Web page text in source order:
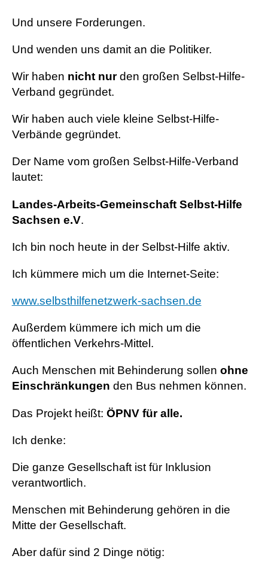
Und unsere Forderungen.
Und wenden uns damit an die Politiker.
Wir haben nicht nurden großen Selbst-Hilfe-
Verband gegründet.
Wir haben auch viele kleine Selbst-Hilfe-
Verbände gegründet.
Der Name vom großen Selbst-Hilfe-Verband
lautet:
Landes-Arbeits-Gemeinschaft Selbst-Hilfe
Sachsen e.V.
Ich bin noch heute in der Selbst-Hilfe aktiv.
Ich kümmere mich um die Internet-Seite:
www.selbsthilfenetzwerk-sachsen.de
Außerdem kümmere ich mich um die
öffentlichen Verkehrs-Mittel.
Auch Menschen mit Behinderung sollen ohne
Einschränkungen den Bus nehmen können.
Das Projekt heißt: ÖPNV für alle.
Ich denke:
Die ganze Gesellschaft ist für Inklusion
verantwortlich.
Menschen mit Behinderung gehören in die
Mitte der Gesellschaft.
Aber dafür sind 2 Dinge nötig: